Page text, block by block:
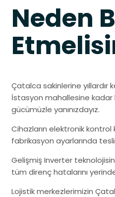
Neden
Çatalca sakinlerine yıllardır
İstasyon mahallesine
gücümüzle yanınızdayız.
Cihazların elektronik
fabrikasyon ayarlarında
Gelişmiş Inverter
tüm direnç hatalarını
Lojistik merkezlerimizin